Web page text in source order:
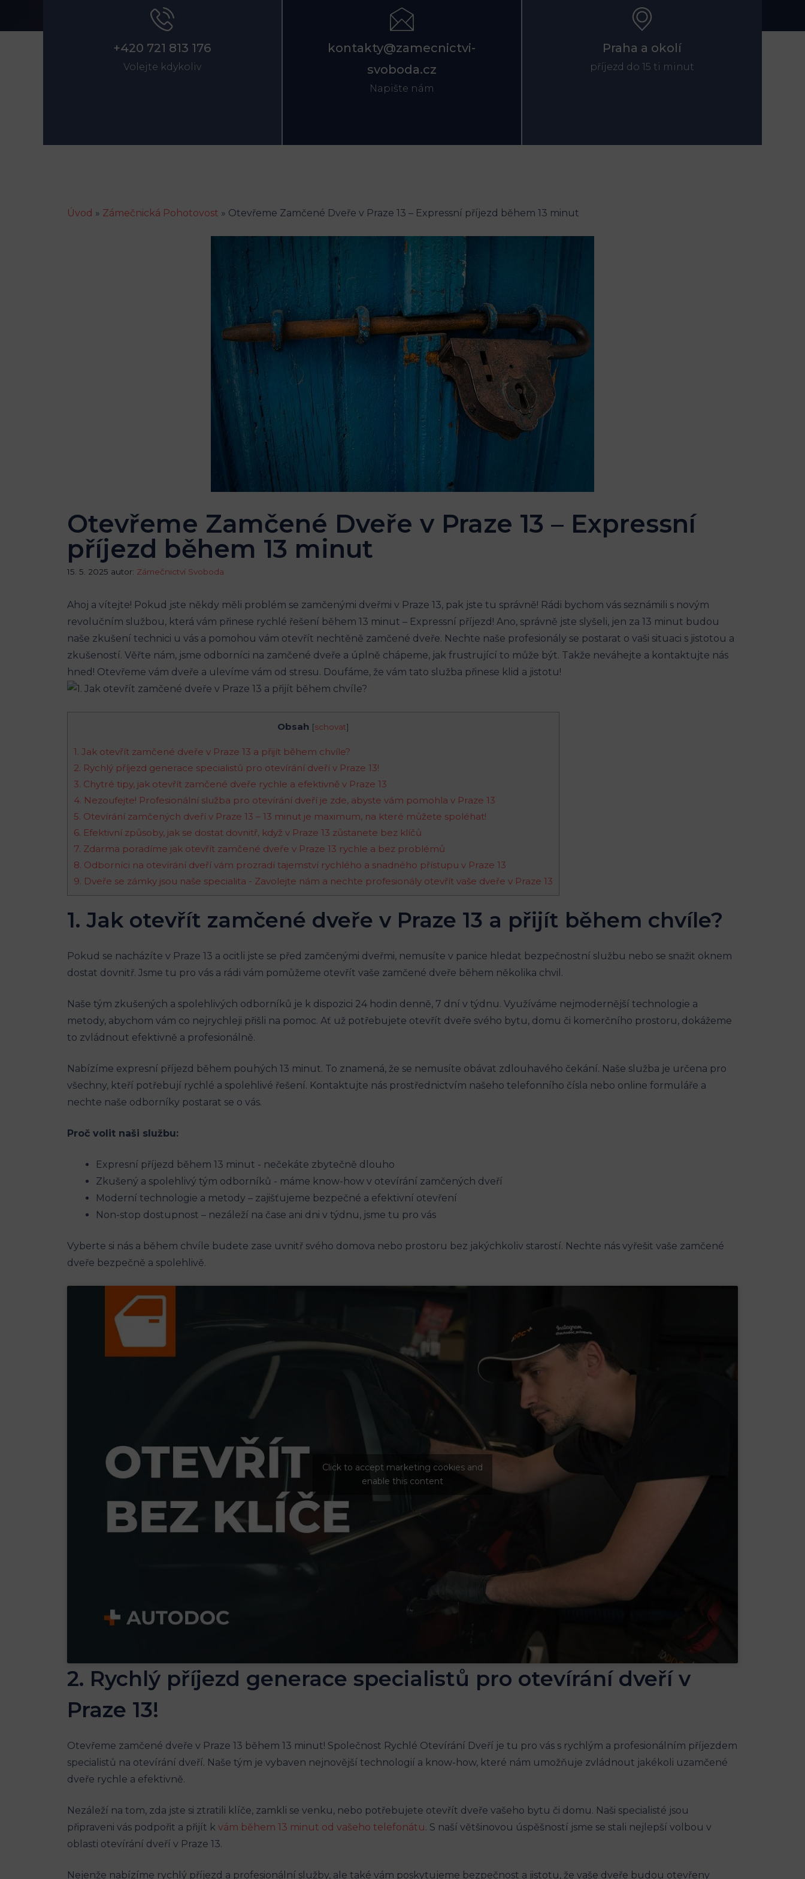
+420 721 813 176
Volejte kdykoliv
kontakty@zamecnictvi-
svoboda.cz
Napište nám
Praha a okolí
příjezd do 15 ti minut
Úvod » Zámečnická Pohotovost » Otevřeme Zamčené Dveře v Praze 13 – Expressní příjezd během 13 minut
Otevřeme Zamčené Dveře v Praze 13 – Expressní
příjezd během 13 minut
15. 5. 2025 autor: Zámečnictví Svoboda
Ahoj a vítejte! Pokud⁢ jste ‍někdy měli⁢ problém‌ se zamčenými ⁣dveřmi v ⁢Praze 13, pak jste tu správně! Rádi bychom ⁤vás seznámili s ​novým
revolučním​ službou, která vám přinese rychlé řešení během ‍13 minut – ‍Expressní příjezd! Ano, správně jste slyšeli, jen za ⁢13 minut budou
naše zkušení technici⁢ u vás⁣ a‍ pomohou ‌vám otevřít ⁢nechtěně zamčené dveře. Nechte ‍naše profesionály se⁣ postarat o vaši ⁤situaci​ s jistotou a
zkušeností. Věřte nám, ⁤jsme ⁤odborníci na zamčené dveře a úplně chápeme, jak frustrující to může ​být. Takže neváhejte⁤ a kontaktujte nás
hned!⁢ Otevřeme vám dveře a ulevíme vám od stresu. Doufáme, že vám tato ⁢služba⁤ přinese klid ‍a jistotu!
Obsah [schovat]
1. ⁣Jak‌ otevřít zamčené dveře v‍ Praze 13 a přijít ‌během chvíle?
2.‌ Rychlý příjezd generace specialistů pro otevírání dveří v Praze 13!
3. Chytré tipy, jak⁢ otevřít zamčené ⁢dveře rychle a efektivně v Praze‍ 13
4. Nezoufejte! Profesionální služba pro ⁣otevírání dveří je​ zde, abyste ⁣vám ‌pomohla v Praze 13
5.⁢ Otevírání zamčených dveří v ⁢Praze 13 – 13 minut je maximum, na které můžete‌ spoléhat!
6. ‍Efektivní způsoby, jak se dostat dovnitř,⁣ když v Praze⁢ 13​ zůstanete bez klíčů
7. ​Zdarma poradíme jak otevřít zamčené dveře v Praze 13 rychle a bez problémů
8. Odborníci na otevírání dveří​ vám prozradí tajemství‍ rychlého a snadného přístupu v​ Praze 13
9. Dveře⁤ se⁤ zámky jsou ⁢naše‍ specialita ‍-⁤ Zavolejte nám a nechte profesionály otevřít vaše⁤ dveře v ​Praze 13
1. ⁣Jak‌ otevřít zamčené dveře v‍ Praze 13 a přijít ‌během chvíle?
Pokud se nacházíte v Praze 13 a ocitli​ jste se před​ zamčenými dveřmi, nemusíte v panice hledat‍ bezpečnostní službu nebo se snažit ‍oknem⁢
dostat‍ dovnitř. Jsme ​tu pro vás a rádi vám pomůžeme otevřít ​vaše⁢ zamčené dveře během několika chvil.
Naše⁤ tým zkušených a ​spolehlivých odborníků je k⁢ dispozici ⁢24‌ hodin⁤ denně, 7 dní ‍v týdnu. Využíváme nejmodernější technologie a
metody, ​abychom vám co nejrychleji přišli na pomoc. Ať už potřebujete otevřít ​dveře svého bytu, domu či komerčního prostoru, dokážeme
to zvládnout efektivně a profesionálně.
Nabízíme expresní příjezd během pouhých 13 minut. To ‌znamená,⁢ že se nemusíte obávat ​zdlouhavého‌ čekání. Naše‌ služba je⁢ určena pro
všechny, kteří potřebují ‍rychlé a ⁤spolehlivé‌ řešení. Kontaktujte nás ⁤prostřednictvím našeho telefonního čísla nebo online formuláře a
nechte naše odborníky postarat se​ o vás.
Proč volit naši službu:
Expresní příjezd během 13 minut ‌- nečekáte zbytečně⁣ dlouho
Zkušený a spolehlivý tým odborníků -‌ máme know-how v otevírání zamčených⁤ dveří
Moderní technologie a metody – zajišťujeme bezpečné⁢ a efektivní otevření
Non-stop dostupnost – nezáleží na čase ani dni v týdnu, jsme tu pro ‌vás
Vyberte si nás‍ a během chvíle budete zase uvnitř svého domova nebo prostoru bez jakýchkoliv starostí. ⁢Nechte nás‍ vyřešit ⁣vaše zamčené
dveře bezpečně a spolehlivě.
Click to accept marketing cookies and
enable this content
2.‌ Rychlý příjezd generace specialistů pro otevírání dveří v
Praze 13!
Otevřeme ‍zamčené dveře v Praze 13 během 13 minut! Společnost‌ Rychlé‌ Otevírání ⁣Dveří je tu pro ⁢vás s​ rychlým ⁢a ‍profesionálním příjezdem
specialistů na otevírání dveří. Naše tým je vybaven nejnovější technologií a know-how, které nám umožňuje zvládnout⁣ jakékoli uzamčené
dveře rychle a⁣ efektivně.
Nezáleží na tom,⁢ zda jste si ztratili klíče,⁤ zamkli se venku, nebo potřebujete otevřít ​dveře ⁣vašeho bytu⁤ či domu.⁤ Naši specialisté⁣ jsou
připraveni vás podpořit a ‌přijít k vám během 13 minut od vašeho telefonátu. S naší většinovou úspěšností jsme se stali nejlepší volbou ⁣v
oblasti ⁣otevírání dveří v Praze 13.
Nejenže nabízíme rychlý příjezd a profesionální služby, ale‍ také ⁢vám poskytujeme bezpečnost a jistotu, že vaše‍ dveře budou otevřeny